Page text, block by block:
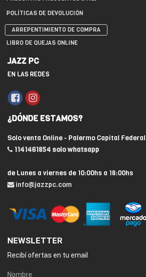
POLÍTICAS DE DEVOLUCIÓN
ARREPENTIMIENTO DE COMPRA
LIBRO DE QUEJAS ONLINE
JAZZ PC
EN LAS REDES
¿DÓNDE ESTAMOS?
Solo venta Online - Palermo Capital Federal
1141461854 solo whatsapp
de Lunes a viernes de 10:00hs a 18:00hs
info@jazzpc.com
NEWSLETTER
Recibí ofertas en tu email